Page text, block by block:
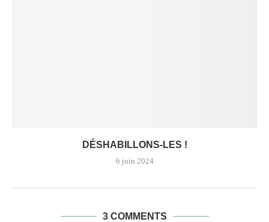
DÉSHABILLONS-LES !
6 juin 2024
3 COMMENTS